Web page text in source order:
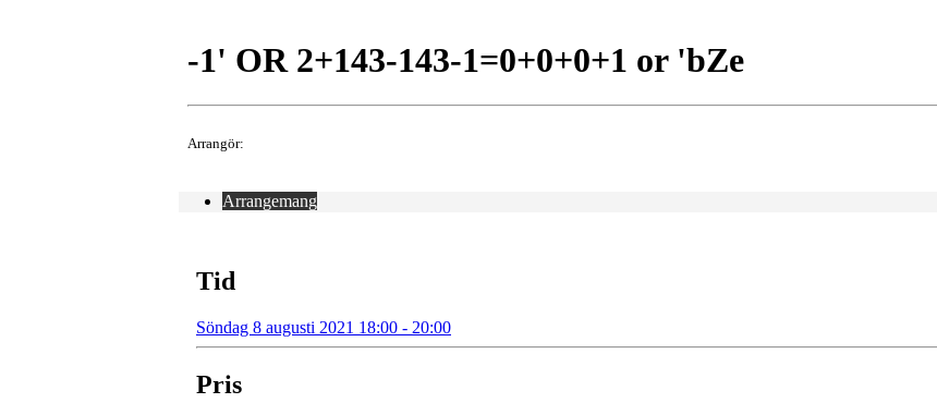
-1' OR 2+143-143-1=0+0+0+1 or 'bZe
Arrangör:
Arrangemang
Tid
Söndag 8 augusti 2021 18:00 - 20:00
Pris